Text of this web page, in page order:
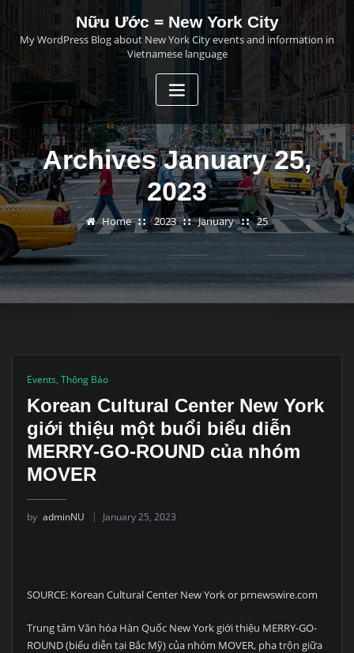
to
content
Nữu Ước = New York City
My WordPress Blog about New York City events and information in
Vietnamese language
Archives January 25,
2023
Home 2023 January 25
Events, Thông Báo
Korean Cultural Center New York
giới thiệu một buổi biểu diễn
MERRY-GO-ROUND của nhóm
MOVER
by adminNU January 25, 2023
SOURCE: Korean Cultural Center New York or prnewswire.com
Trung tâm Văn hóa Hàn Quốc New York giới thiệu MERRY-GO-
ROUND (biểu diễn tại Bắc Mỹ) của nhóm MOVER, pha trộn giữa